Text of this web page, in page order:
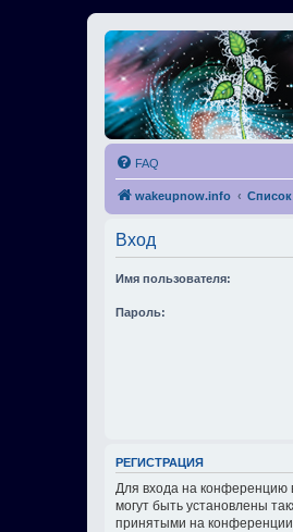
FAQ
wakeupnow.info
Вход
Имя пользователя:
Пароль:
РЕГИСТРАЦИЯ
Для входа на конференцию
могут быть установлены
принятыми на